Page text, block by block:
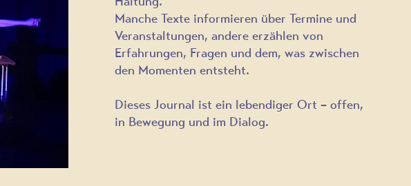
Manche Texte informieren über Termine und
Veranstaltungen, andere erzählen von
Erfahrungen, Fragen und dem, was zwischen
den Momenten entsteht.
Dieses Journal ist ein lebendiger Ort – offen,
in Bewegung und im Dialog.